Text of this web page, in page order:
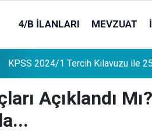
4/B İLANLARI MEVZUAT
TL Mevduat Sahipleri İçin Önemli
Açıklandı